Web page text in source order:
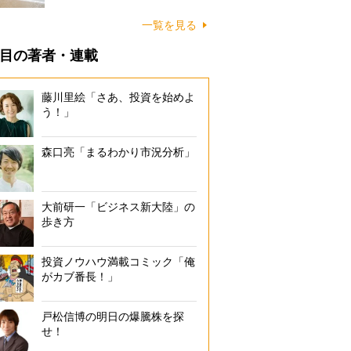
一覧を見る
の著者・連載
藤川里絵「さあ、投資を始めよ
う！」
森口亮「まるわかり市況分析」
大前研一「ビジネス新大陸」の
歩き方
投資ノウハウ満載コミック「俺
がカブ番長！」
戸松信博の明日の爆騰株を探
せ！